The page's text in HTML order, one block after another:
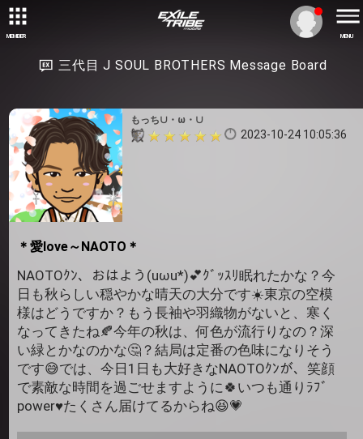
MEMBER MENU
三代目 J SOUL BROTHERS Message Board
もっち∪・ω・∪
2023-10-24 10:05:36
＊愛love～NAOTO＊
NAOTOｸﾝ、おはよう(uωu*)💕ｸﾞｯｽﾘ眠れたかな？今
日も秋らしい穏やかな晴天の大分です☀️東京の空模
様はどうですか？もう長袖や羽織物がないと、寒く
なってきたね🍂今年の秋は、何色が流行りなの？深
い緑とかなのかな🤔？結局は定番の色味になりそう
です😅では、今日1日も大好きなNAOTOｸﾝが、笑顔
で素敵な時間を過ごせますように🍀いつも通りﾗﾌﾞ
power♥️たくさん届けてるからね😆💗